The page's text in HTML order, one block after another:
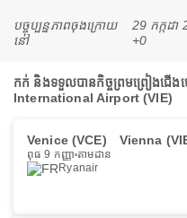
បច្ចុប្បន្នភាពចុងក្រោយ
នៅ
29 កក្កដ
+0
កក់ និងទទួលបានកិច្ចព្រមព្រៀងជើ
International Airport (VIE)
Venice (VCE) Vienna
ពុធ 9 កញ្ញា តាមដាន
Ryanair